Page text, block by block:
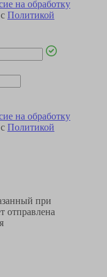
на обработку
Политикой
на обработку
Политикой
при
отправлена